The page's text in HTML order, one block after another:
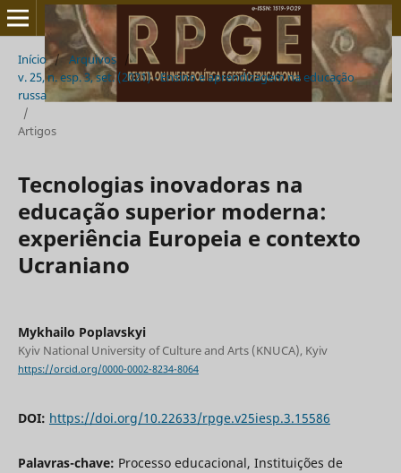
Início / Arquivos
/
v. 25, n. esp. 3, set. (2021) - Ensino e aprendizagem na educação
russa
/
Artigos
Tecnologias inovadoras na
educação superior moderna:
experiência Europeia e contexto
Ucraniano
Mykhailo Poplavskyi
Kyiv National University of Culture and Arts (KNUCA), Kyiv
https://orcid.org/0000-0002-8234-8064
DOI: https://doi.org/10.22633/rpge.v25iesp.3.15586
Palavras-chave: Processo educacional, Instituições de